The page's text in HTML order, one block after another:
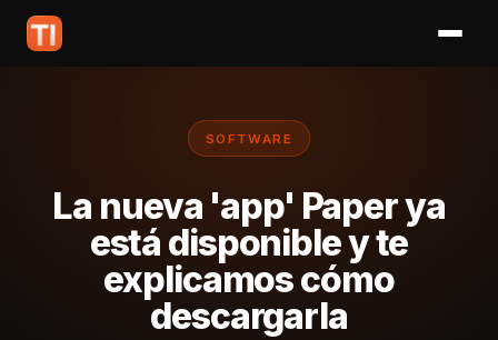
SOFTWARE
La nueva 'app' Paper ya
está disponible y te
explicamos cómo
descargarla